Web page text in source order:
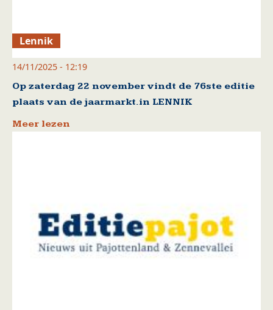
Lennik
14/11/2025 - 12:19
Op zaterdag 22 november vindt de 76ste editie
plaats van de jaarmarkt.in LENNIK
Meer lezen